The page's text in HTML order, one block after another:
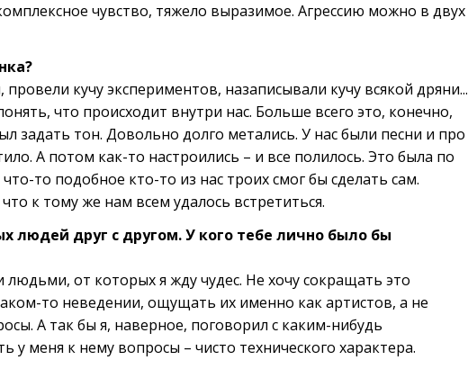
чувство, тяжело выразимое. Агрессию можно в двух
кучу экспериментов, назаписывали кучу всякой дряни...
что происходит внутри нас. Больше всего это, конечно,
задать тон. Довольно долго метались. У нас были песни и про
А потом как-то настроились – и все полилось. Это была по
то подобное кто-то из нас троих смог бы сделать сам.
к тому же нам всем удалось встретиться.
людей друг с другом. У кого тебе лично было бы
от которых я жду чудес. Не хочу сокращать это
то неведении, ощущать их именно как артистов, а не
А так бы я, наверное, поговорил с каким-нибудь
меня к нему вопросы – чисто технического характера.